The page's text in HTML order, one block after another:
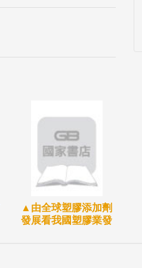
▲由全球塑膠添加劑
發展看我國塑膠業發